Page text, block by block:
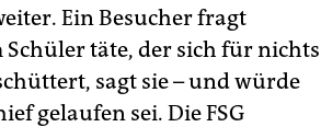
Ein Besucher fragt
täte, der sich für nichts
sagt sie – und würde
gelaufen sei. Die FSG